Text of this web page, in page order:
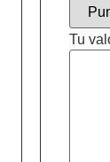
Tu